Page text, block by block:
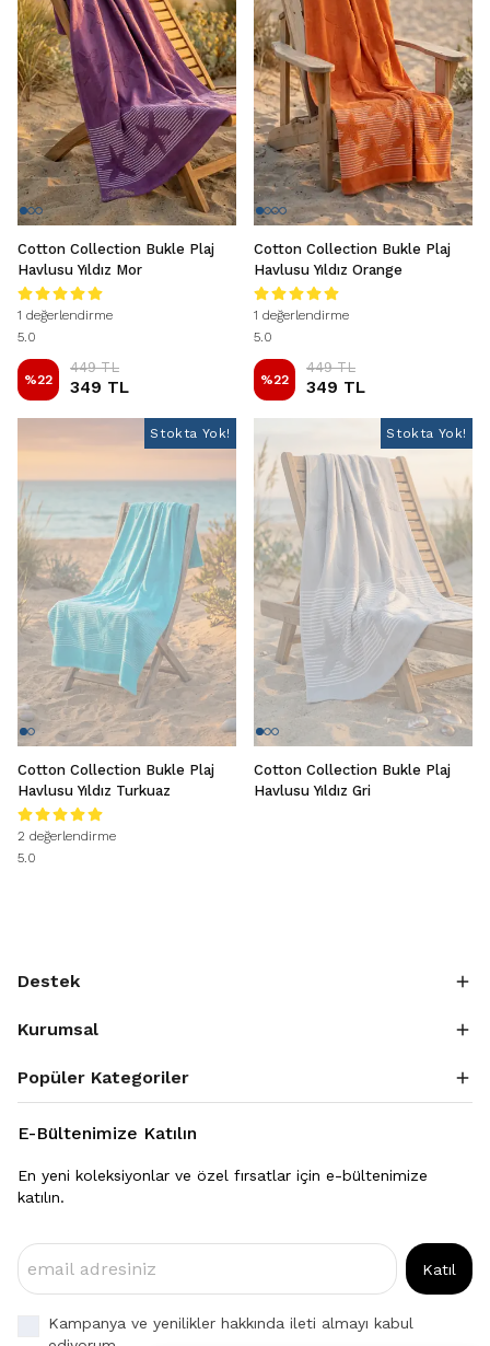
Cotton Collection Bukle Plaj
Havlusu Yıldız Mor
1 değerlendirme
5.0
%22
449 TL
349 TL
Cotton Collection Bukle Plaj
Havlusu Yıldız Orange
1 değerlendirme
5.0
%22
449 TL
349 TL
Stokta Yok! Stokta Yok!
Cotton Collection Bukle Plaj
Havlusu Yıldız Turkuaz
2 değerlendirme
5.0
Stokta Yok!
Cotton Collection Bukle Plaj
Havlusu Yıldız Gri
Destek
Kurumsal
Popüler Kategoriler
E-Bültenimize Katılın
En yeni koleksiyonlar ve özel fırsatlar için e-bültenimize
katılın.
Katıl
Kampanya ve yenilikler hakkında ileti almayı kabul